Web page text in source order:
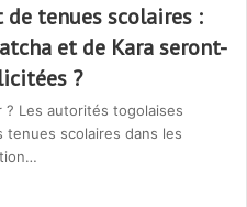
tenues scolaires :
et de Kara seront-
?
? Les autorités togolaises
scolaires dans les